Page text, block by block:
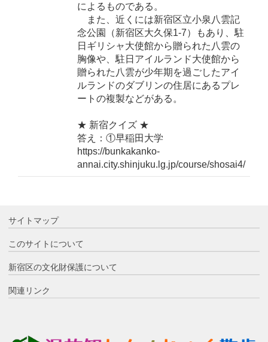
によるものである。
また、近くには新宿区立小泉八雲記
念公園（新宿区大久保1-7）もあり、駐
日ギリシャ大使館から贈られた八雲の
胸像や、駐日アイルランド大使館から
贈られた八雲が少年期を過ごしたアイ
ルランドのダブリンの住居にあるプレ
ートの複製などがある。
★ 新宿クイズ ★
答え：①早稲田大学
https://bunkakanko-
annai.city.shinjuku.lg.jp/course/shosai4/
サイトマップ
このサイトについて
新宿区の文化財保護について
関連リンク